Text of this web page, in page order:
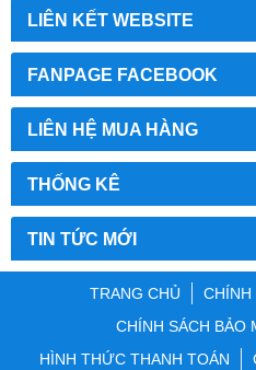
LIÊN KẾT WEBSITE
FANPAGE FACEBOOK
LIÊN HỆ MUA HÀNG
THỐNG KÊ
TIN TỨC MỚI
TRANG CHỦ
CHÍNH
CHÍNH SÁCH BẢO
HÌNH THỨC THANH TOÁN